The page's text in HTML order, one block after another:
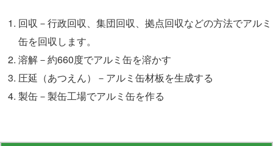
回収－行政回収、集団回収、拠点回収などの方法でアルミ
缶を回収します。
溶解－約660度でアルミ缶を溶かす
圧延（あつえん）－アルミ缶材板を生成する
製缶－製缶工場でアルミ缶を作る